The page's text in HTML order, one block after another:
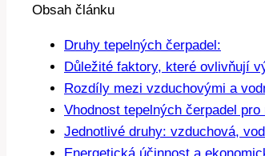
Obsah článku
Druhy tepelných čerpadel:
Důležité faktory, které ovlivňují
Rozdíly mezi vzduchovými a
Vhodnost tepelných čerpadel
Jednotlivé druhy: vzduchová,